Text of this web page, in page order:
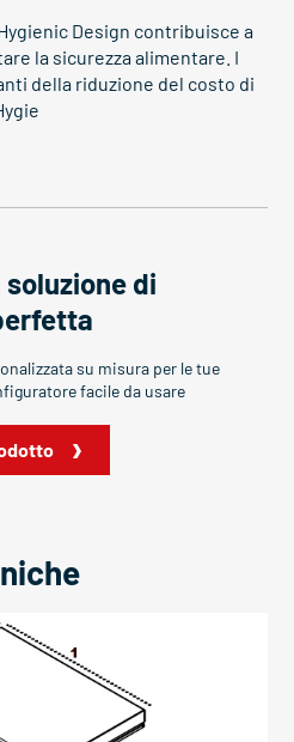
Design contribuisce a
la sicurezza alimentare. I
della riduzione del costo di
di
su misura per le tue
facile da usare